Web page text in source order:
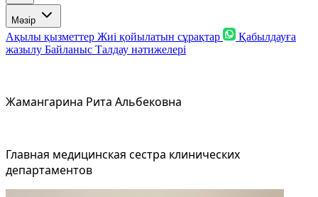
Мәзір
Ақылы қызметтер Жиі қойылатын сұрақтар
Қабылдауға
жазылу Байланыс Талдау нәтижелері
Жамангарина Рита Альбековна
Главная медицинская сестра клинических
департаментов